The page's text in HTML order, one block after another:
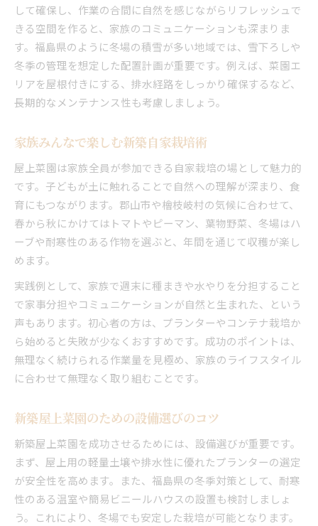
して確保し、作業の合間に自然を感じながらリフレッシュで
きる空間を作ると、家族のコミュニケーションも深まりま
す。福島県のように冬場の積雪が多い地域では、雪下ろしや
冬季の管理を想定した配置計画が重要です。例えば、菜園エ
リアを屋根付きにする、排水経路をしっかり確保するなど、
長期的なメンテナンス性も考慮しましょう。
家族みんなで楽しむ新築自家栽培術
屋上菜園は家族全員が参加できる自家栽培の場として魅力的
です。子どもが土に触れることで自然への理解が深まり、食
育にもつながります。郡山市や檜枝岐村の気候に合わせて、
春から秋にかけてはトマトやピーマン、葉物野菜、冬場はハ
ーブや耐寒性のある作物を選ぶと、年間を通じて収穫が楽し
めます。
実践例として、家族で週末に種まきや水やりを分担すること
で家事分担やコミュニケーションが自然と生まれた、という
声もあります。初心者の方は、プランターやコンテナ栽培か
ら始めると失敗が少なくおすすめです。成功のポイントは、
無理なく続けられる作業量を見極め、家族のライフスタイル
に合わせて無理なく取り組むことです。
新築屋上菜園のための設備選びのコツ
新築屋上菜園を成功させるためには、設備選びが重要です。
まず、屋上用の軽量土壌や排水性に優れたプランターの選定
が安全性を高めます。また、福島県の冬季対策として、耐寒
性のある温室や簡易ビニールハウスの設置も検討しましょ
う。これにより、冬場でも安定した栽培が可能となります。